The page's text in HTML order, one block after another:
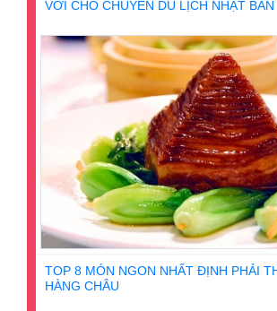
VỜI CHO CHUYẾN DU LỊCH NHẬT
TOP 8 MÓN NGON NHẤT ĐỊNH PHẢI
HÀNG CHÂU